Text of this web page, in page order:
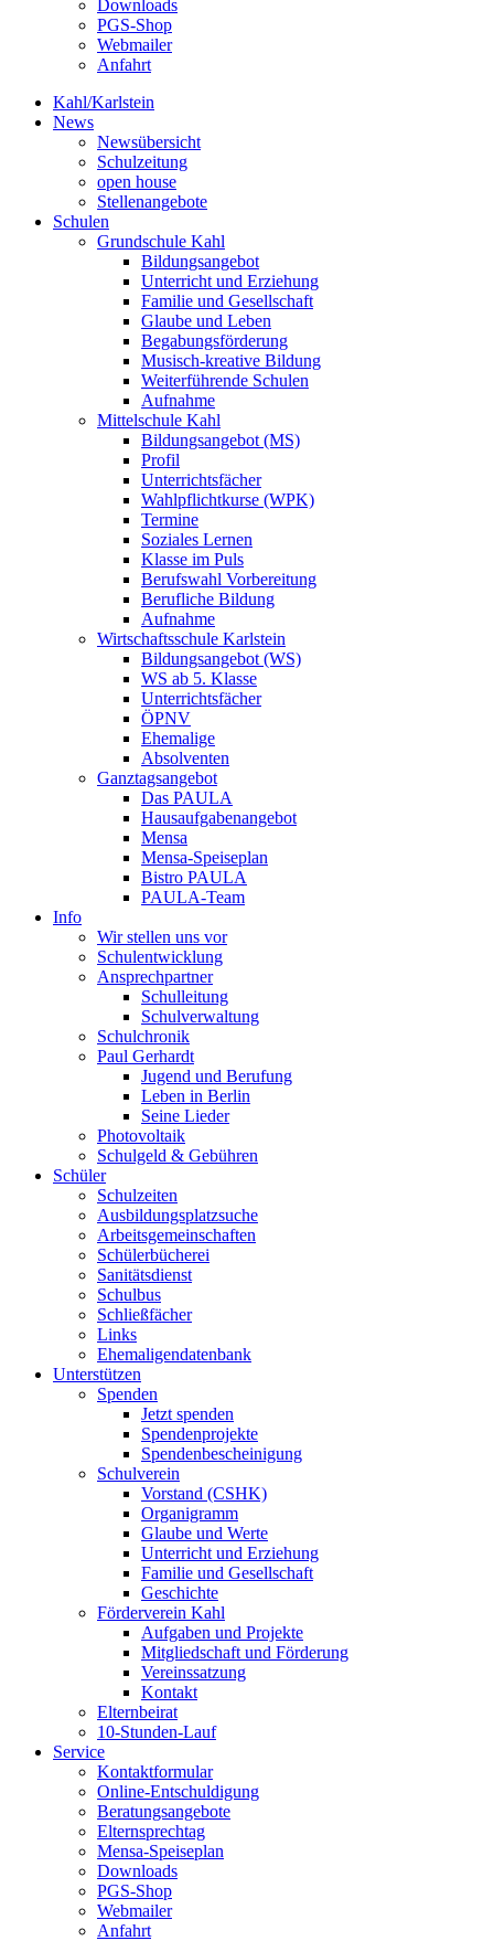
Downloads
PGS-Shop
Webmailer
Anfahrt
Kahl/Karlstein
News
Newsübersicht
Schulzeitung
open house
Stellenangebote
Schulen
Grundschule Kahl
Bildungsangebot
Unterricht und Erziehung
Familie und Gesellschaft
Glaube und Leben
Begabungsförderung
Musisch-kreative Bildung
Weiterführende Schulen
Aufnahme
Mittelschule Kahl
Bildungsangebot (MS)
Profil
Unterrichtsfächer
Wahlpflichtkurse (WPK)
Termine
Soziales Lernen
Klasse im Puls
Berufswahl Vorbereitung
Berufliche Bildung
Aufnahme
Wirtschaftsschule Karlstein
Bildungsangebot (WS)
WS ab 5. Klasse
Unterrichtsfächer
ÖPNV
Ehemalige
Absolventen
Ganztagsangebot
Das PAULA
Hausaufgabenangebot
Mensa
Mensa-Speiseplan
Bistro PAULA
PAULA-Team
Info
Wir stellen uns vor
Schulentwicklung
Ansprechpartner
Schulleitung
Schulverwaltung
Schulchronik
Paul Gerhardt
Jugend und Berufung
Leben in Berlin
Seine Lieder
Photovoltaik
Schulgeld & Gebühren
Schüler
Schulzeiten
Ausbildungsplatzsuche
Arbeitsgemeinschaften
Schülerbücherei
Sanitätsdienst
Schulbus
Schließfächer
Links
Ehemaligendatenbank
Unterstützen
Spenden
Jetzt spenden
Spendenprojekte
Spendenbescheinigung
Schulverein
Vorstand (CSHK)
Organigramm
Glaube und Werte
Unterricht und Erziehung
Familie und Gesellschaft
Geschichte
Förderverein Kahl
Aufgaben und Projekte
Mitgliedschaft und Förderung
Vereinssatzung
Kontakt
Elternbeirat
10-Stunden-Lauf
Service
Kontaktformular
Online-Entschuldigung
Beratungsangebote
Elternsprechtag
Mensa-Speiseplan
Downloads
PGS-Shop
Webmailer
Anfahrt